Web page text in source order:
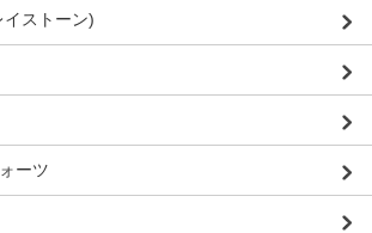
ストーン)
ーツ